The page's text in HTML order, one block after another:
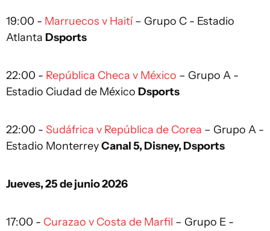
19:00 - Marruecos v Haití– Grupo C - Estadio
Atlanta Dsports
22:00 - República Checa v México – Grupo A -
Estadio Ciudad de México Dsports
22:00 - Sudáfrica v República de Corea – Grupo A -
Estadio MonterreyCanal 5, Disney, Dsports
Jueves, 25 de junio 2026
17:00 - Curazao v Costa de Marfil – Grupo E -